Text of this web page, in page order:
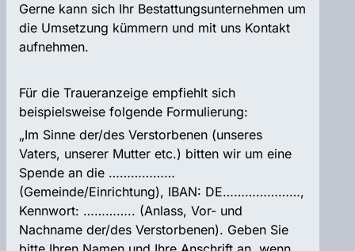
Gerne kann sich Ihr Bestattungsunternehmen um
die Umsetzung kümmern und mit uns Kontakt
aufnehmen.
Für die Traueranzeige empfiehlt sich
beispielsweise folgende Formulierung:
„Im Sinne der/des Verstorbenen (unseres
Vaters, unserer Mutter etc.) bitten wir um eine
Spende an die ………………
(Gemeinde/Einrichtung), IBAN: DE…………………,
Kennwort: ………….. (Anlass, Vor- und
Nachname der/des Verstorbenen). Geben Sie